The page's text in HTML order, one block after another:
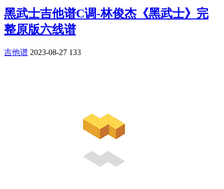
黑武士吉他谱C调-林俊杰《黑武士》完
整原版六线谱
吉他谱 2023-08-27 133